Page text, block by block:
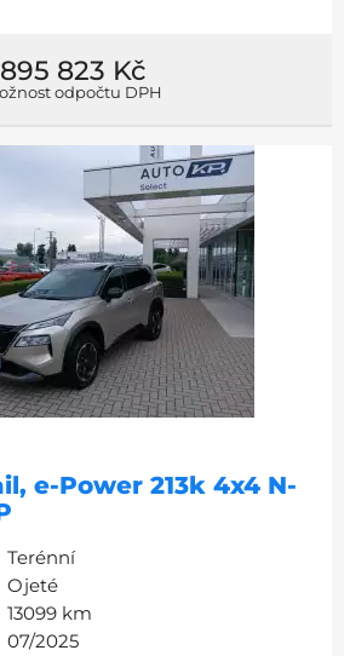
895 823 Kč
odpočtu DPH
e-Power 213k 4x4 N-
Terénní
Ojeté
13099 km
07/2025